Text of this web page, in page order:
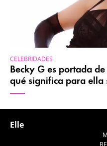
CELEBRIDADES
Becky G es portada
qué significa para ella
Elle